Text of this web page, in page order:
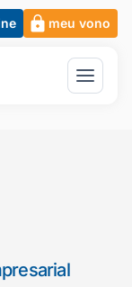
meu vono